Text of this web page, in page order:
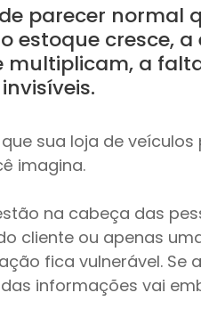
parecer normal
estoque cresce,
multiplicam, a
sua loja de
imagina.
na cabeça das
cliente ou apenas
fica vulnerável. Se
informações vai